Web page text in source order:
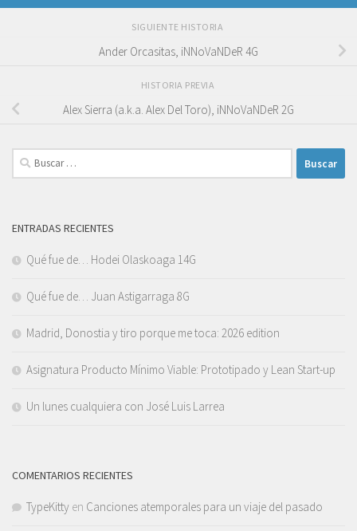
SIGUIENTE HISTORIA
Ander Orcasitas, iNNoVaNDeR 4G
HISTORIA PREVIA
Alex Sierra (a.k.a. Alex Del Toro), iNNoVaNDeR 2G
Buscar:
ENTRADAS RECIENTES
Qué fue de… Hodei Olaskoaga 14G
Qué fue de… Juan Astigarraga 8G
Madrid, Donostia y tiro porque me toca: 2026 edition
Asignatura Producto Mínimo Viable: Prototipado y Lean Start-up
Un lunes cualquiera con José Luis Larrea
COMENTARIOS RECIENTES
TypeKitty en Canciones atemporales para un viaje del pasado